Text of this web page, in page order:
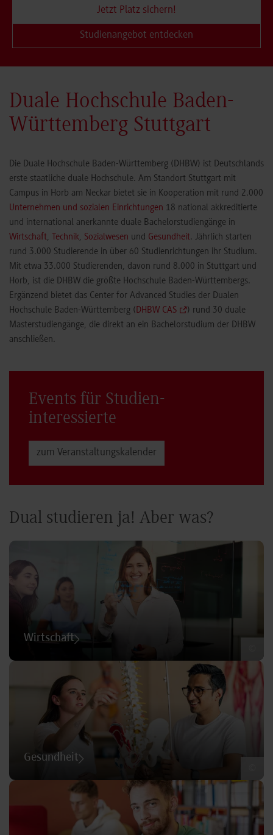
Jetzt Platz sichern!
Studienangebot entdecken
Duale Hochschule Baden-
Württemberg Stuttgart
Die Duale Hochschule Baden-Württemberg (DHBW) ist Deutschlands
erste staatliche duale Hochschule. Am Standort Stuttgart mit
Campus in Horb am Neckar bietet sie in Kooperation mit rund 2.000
Unternehmen und sozialen Einrichtungen 18 national akkreditierte
und international anerkannte duale Bachelorstudiengänge in
Wirtschaft, Technik, Sozialwesen und Gesundheit. Jährlich starten
rund 3.000 Studierende in über 60 Studienrichtungen ihr Studium.
Mit etwa 33.000 Studierenden, davon rund 8.000 in Stuttgart und
Horb, ist die DHBW die größte Hochschule Baden-Württembergs.
Ergänzend bietet das Center for Advanced Studies der Dualen
Hochschule Baden-Württemberg (DHBW CAS
) rund 30 duale
Masterstudiengänge, die direkt an ein Bachelorstudium der DHBW
anschließen.
Events für Studien­
interessierte
zum Veranstaltungs­kalender
Dual studieren ja! Aber was?
Wirtschaft
Gesundheit